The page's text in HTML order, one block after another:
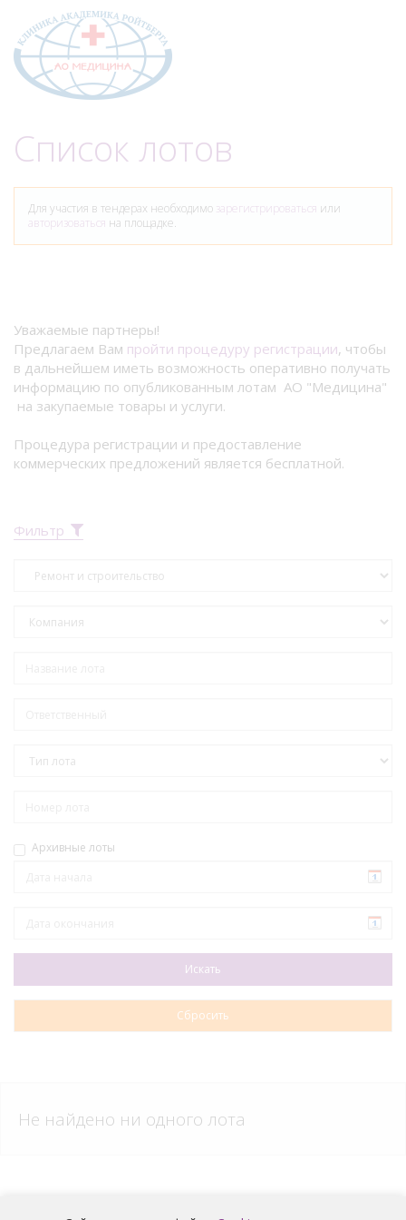
Список лотов
Для участия в тендерах необходимо зарегистрироваться или
авторизоваться на площадке.
Уважаемые партнеры!
Предлагаем Вам пройти процедуру регистрации, чтобы
в дальнейшем иметь возможность оперативно получать
информацию по опубликованным лотам АО "Медицина"
на закупаемые товары и услуги.
Процедура регистрации и предоставление
коммерческих предложений является бесплатной.
Фильтр
Архивные лоты
Не найдено ни одного лота